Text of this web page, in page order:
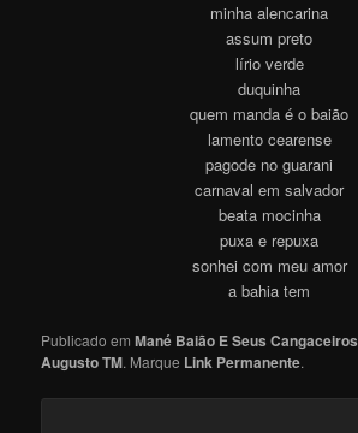
minha alencarina
assum preto
lírio verde
duquinha
quem manda é o baião
lamento cearense
pagode no guarani
carnaval em salvador
beata mocinha
puxa e repuxa
sonhei com meu amor
a bahia tem
Publicado emMané Baião E Seus Cangaceiros
Augusto TM. Marque Link Permanente.